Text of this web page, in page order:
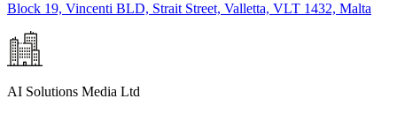
Block 19, Vincenti BLD, Strait Street, Valletta, VLT 1432, Malta
AI Solutions Media Ltd